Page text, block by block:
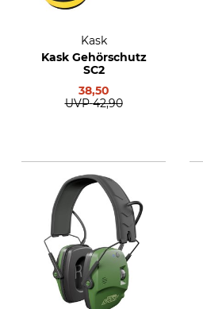
Kask
Kask Gehörschutz
SC2
38,50
UVP 42,90